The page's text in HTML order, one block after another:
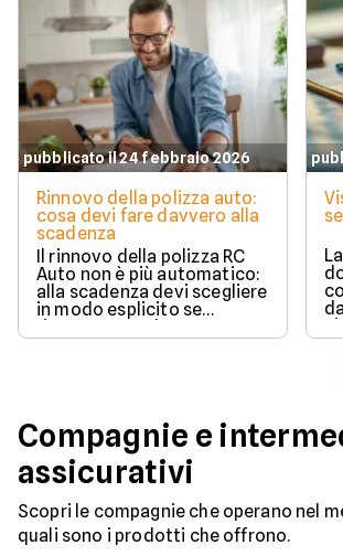
pubblicato il 24 febbraio 2026
Rinnovo della polizza auto:
cosa devi fare davvero alla
scadenza
Il rinnovo della polizza RC
Auto non è più automatico:
alla scadenza devi scegliere
in modo esplicito se
rinnovare con la stessa
compagnia o stipulare un
Compagnie e
assicurativi
Scopri le compagnie che operano nel
quali sono i prodotti che offrono.